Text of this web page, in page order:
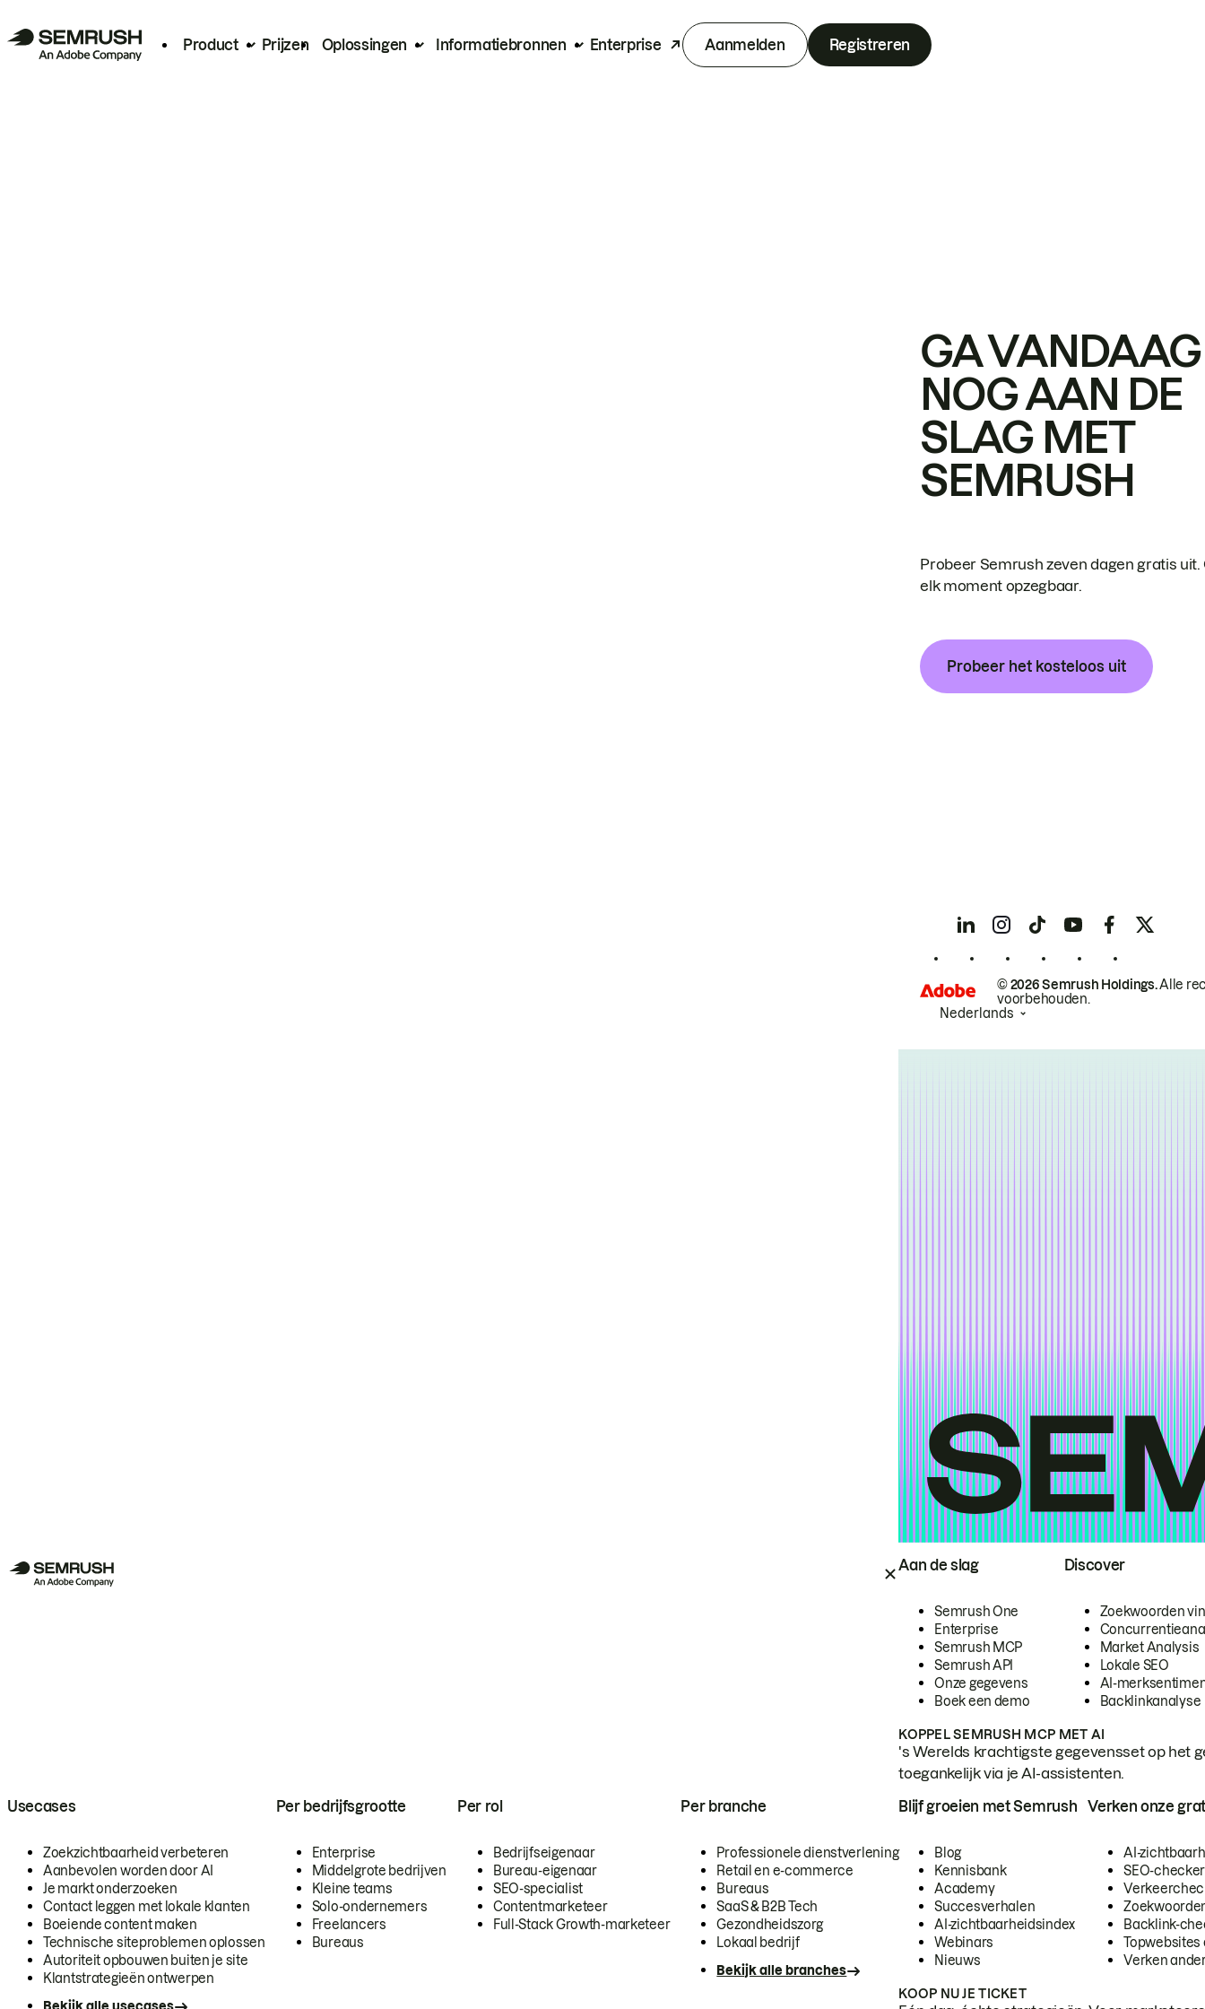
Product Prijzen Oplossingen Informatiebronnen Enterprise Aanmelden Registreren
Aan de slag
Semrush One
Enterprise
Semrush MCP
Semrush API
Onze gegevens
Boek een demo
Discover
Zoekwoorden
Market Analysis
Lokale SEO
AI-
Backlinkanalyse
KOPPEL SEMRUSH MCP MET AI
's Werelds krachtigste gegevensset op het
toegankelijk via je AI-assistenten.
Usecases
Zoekzichtbaarheid verbeteren
Aanbevolen worden door AI
Je markt onderzoeken
Contact leggen met lokale klanten
Boeiende content maken
Technische siteproblemen oplossen
Autoriteit opbouwen buiten je site
Klantstrategieën ontwerpen
Per bedrijfsgrootte
Enterprise
Middelgrote bedrijven
Kleine teams
Solo-ondernemers
Freelancers
Bureaus
Per rol
Bedrijfseigenaar
Bureau-eigenaar
SEO-specialist
Contentmarketeer
Full-Stack Growth-marketeer
Per branche
Professionele dienstverlening
Retail en e-commerce
Bureaus
SaaS & B2B Tech
Gezondheidszorg
Lokaal bedrijf
Bekijk alle branches
Blijf groeien met Semrush
Blog
Kennisbank
Academy
Succesverhalen
AI-zichtbaarheidsindex
Webinars
Nieuws
Verken onze
AI-
SEO-checker
Backlink-
Topwebsites
Verken
KOOP NU JE TICKET
GA VANDAAG
NOG AAN DE
SLAG MET
SEMRUSH
Probeer Semrush zeven dagen gratis uit.
elk moment opzegbaar.
Probeer het kosteloos uit
© 2026 Semrush Holdings.Alle
voorbehouden.
Nederlands